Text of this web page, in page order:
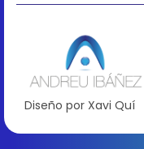
Diseño por Xavi Quí